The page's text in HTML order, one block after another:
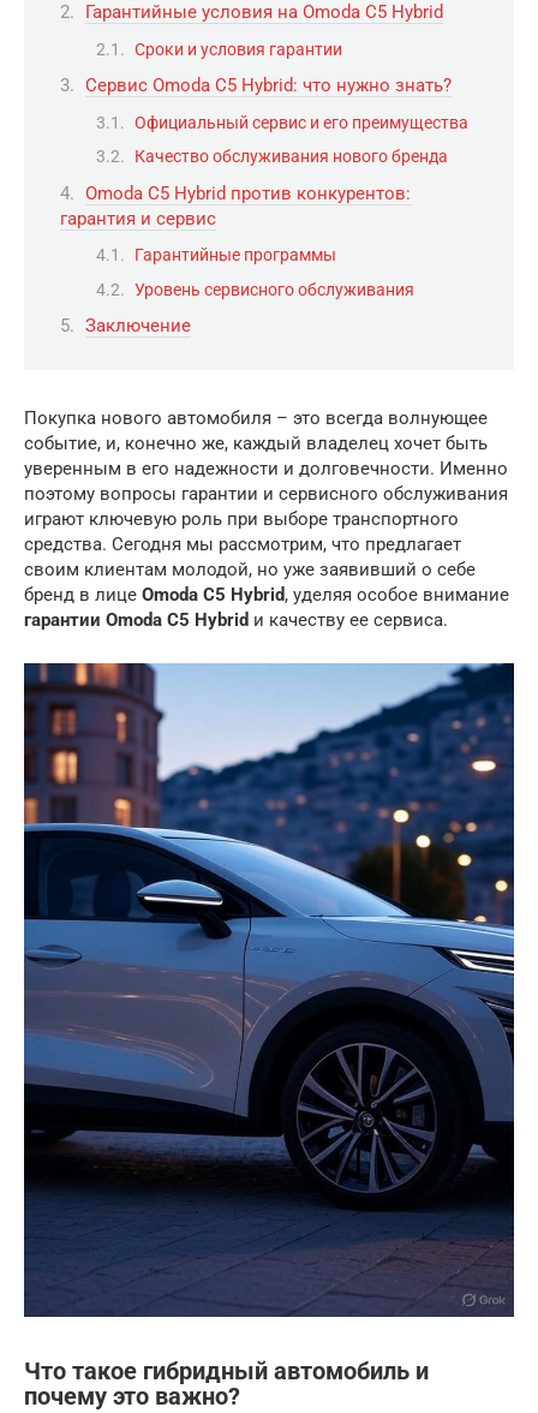
Гарантийные условия на Omoda C5 Hybrid
Сроки и условия гарантии
Сервис Omoda C5 Hybrid: что нужно знать?
Официальный сервис и его преимущества
Качество обслуживания нового бренда
Omoda C5 Hybrid против конкурентов:
гарантия и сервис
Гарантийные программы
Уровень сервисного обслуживания
Заключение
Покупка нового автомобиля – это всегда волнующее
событие, и, конечно же, каждый владелец хочет быть
уверенным в его надежности и долговечности. Именно
поэтому вопросы гарантии и сервисного обслуживания
играют ключевую роль при выборе транспортного
средства. Сегодня мы рассмотрим, что предлагает
своим клиентам молодой, но уже заявивший о себе
бренд в лице Omoda C5 Hybrid, уделяя особое внимание
гарантии Omoda C5 Hybrid и качеству ее сервиса.
Что такое гибридный автомобиль и
почему это важно?